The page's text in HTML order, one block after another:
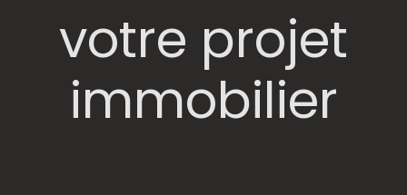
votre projet
immobilier